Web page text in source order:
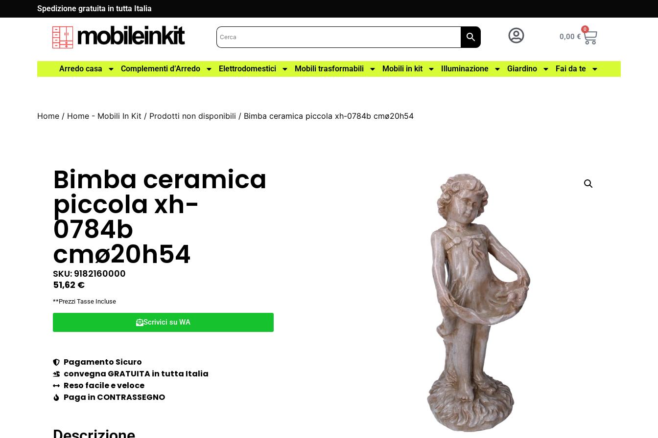
Spedizione gratuita in tutta Italia
0,00 €
0
Arredo casa Complementi d’Arredo Elettrodomestici Mobili trasformabili Mobili in kit Illuminazione Giardino Fai da te
Home / Home - Mobili In Kit / Prodotti non disponibili / Bimba ceramica piccola xh-0784b cmø20h54
Bimba ceramica
piccola xh-
0784b
cmø20h54
SKU: 9182160000
51,62 €
**Prezzi Tasse Incluse
Scrivici su WA
Pagamento Sicuro
convegna GRATUITA in tutta Italia
Reso facile e veloce
Paga in CONTRASSEGNO